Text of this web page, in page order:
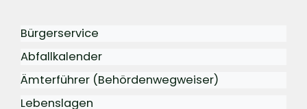
Bürgerservice
Abfallkalender
Ämterführer (Behördenwegweiser)
Lebenslagen